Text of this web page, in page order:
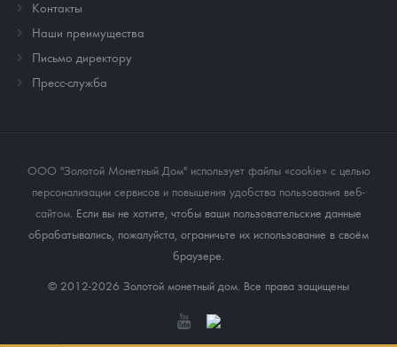
Контакты
Наши преимущества
Письмо директору
Пресс-служба
ООО "Золотой Монетный Дом" использует файлы «cookie» с целью
персонализации сервисов и повышения удобства пользования веб-
сайтом . Если вы не хотите, чтобы ваши пользовательские данные
обрабатывались, пожалуйста, ограничьте их использование в своём
браузере.
© 2012-2026 Золотой монетный дом. Все права защищены